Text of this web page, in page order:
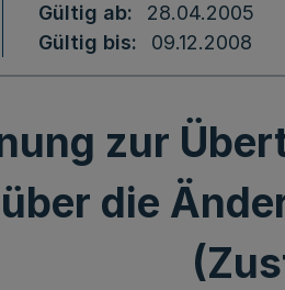
Gültig ab
28.04.2005
Gültig bis
09.12.2008
zur
die